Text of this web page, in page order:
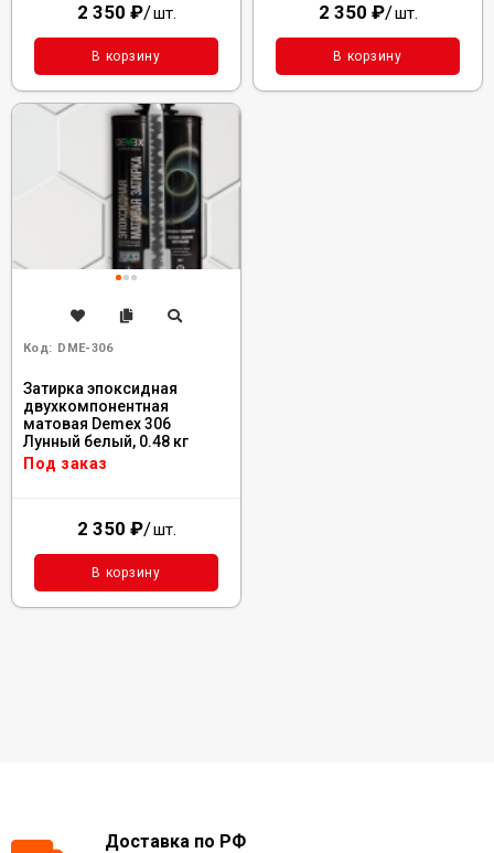
2 350 ₽/шт.
В корзину
2 350 ₽/шт.
В корзину
Код: DME-306
Затирка эпоксидная
двухкомпонентная
матовая Demex 306
Лунный белый, 0.48 кг
Под заказ
2 350 ₽/шт.
В корзину
Доставка по РФ